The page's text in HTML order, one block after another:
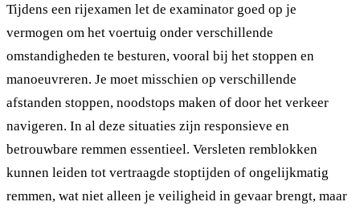
Tijdens een rijexamen let de examinator goed op je
vermogen om het voertuig onder verschillende
omstandigheden te besturen, vooral bij het stoppen en
manoeuvreren. Je moet misschien op verschillende
afstanden stoppen, noodstops maken of door het verkeer
navigeren. In al deze situaties zijn responsieve en
betrouwbare remmen essentieel. Versleten remblokken
kunnen leiden tot vertraagde stoptijden of ongelijkmatig
remmen, wat niet alleen je veiligheid in gevaar brengt, maar